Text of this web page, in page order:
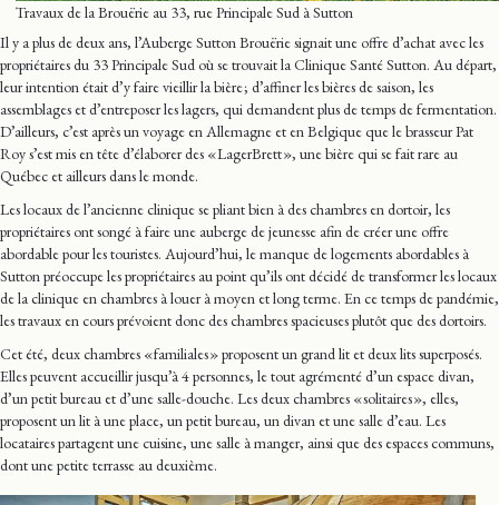
Travaux de la Brouërie au 33, rue Principale Sud à Sutton
Il y a plus de deux ans, l’Auberge Sutton Brouërie signait une offre d’achat avec les
propriétaires du 33 Principale Sud où se trouvait la Clinique Santé Sutton. Au départ,
leur intention était d’y faire vieillir la bière ; d’affiner les bières de saison, les
assemblages et d’entreposer les lagers, qui demandent plus de temps de fermentation.
D’ailleurs, c’est après un voyage en Allemagne et en Belgique que le brasseur Pat
Roy s’est mis en tête d’élaborer des « LagerBrett », une bière qui se fait rare au
Québec et ailleurs dans le monde.
Les locaux de l’ancienne clinique se pliant bien à des chambres en dortoir, les
propriétaires ont songé à faire une auberge de jeunesse afin de créer une offre
abordable pour les touristes. Aujourd’hui, le manque de logements abordables à
Sutton préoccupe les propriétaires au point qu’ils ont décidé de transformer les locaux
de la clinique en chambres à louer à moyen et long terme. En ce temps de pandémie,
les travaux en cours prévoient donc des chambres spacieuses plutôt que des dortoirs.
Cet été, deux chambres « familiales » proposent un grand lit et deux lits superposés.
Elles peuvent accueillir jusqu’à 4 personnes, le tout agrémenté d’un espace divan,
d’un petit bureau et d’une salle-douche. Les deux chambres « solitaires », elles,
proposent un lit à une place, un petit bureau, un divan et une salle d’eau. Les
locataires partagent une cuisine, une salle à manger, ainsi que des espaces communs,
dont une petite terrasse au deuxième.